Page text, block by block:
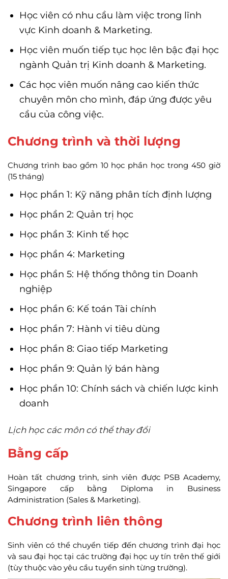
Học viên có nhu cầu làm việc trong lĩnh
vực Kinh doanh & Marketing.
Học viên muốn tiếp tục học lên bậc đại học
ngành Quản trị Kinh doanh & Marketing.
Các học viên muốn nâng cao kiến thức
chuyên môn cho mình, đáp ứng được yêu
cầu của công việc.
Chương trình và thời lượng
Chương trình bao gồm 10 học phần học trong 450 giờ
(15 tháng)
Học phần 1: Kỹ năng phân tích định lượng
Học phần 2: Quản trị học
Học phần 3: Kinh tế học
Học phần 4: Marketing
Học phần 5: Hệ thống thông tin Doanh
nghiệp
Học phần 6: Kế toán Tài chính
Học phần 7: Hành vi tiêu dùng
Học phần 8: Giao tiếp Marketing
Học phần 9: Quản lý bán hàng
Học phần 10: Chính sách và chiến lược kinh
doanh
Lịch học các môn có thể thay đổi
Bằng cấp
Hoàn tất chương trình, sinh viên được PSB Academy,
Singapore cấp bằng Diploma in Business
Administration (Sales & Marketing).
Chương trình liên thông
Sinh viên có thể chuyển tiếp đến chương trình đại học
và sau đại học tại các trường đại học uy tín trên thế giới
(tùy thuộc vào yêu cầu tuyển sinh từng trường).